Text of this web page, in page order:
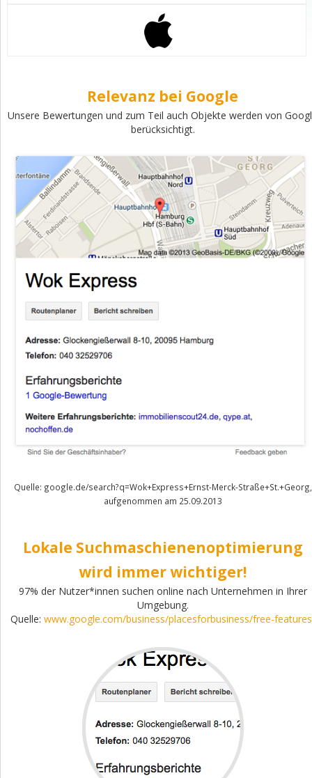
Relevanz bei Google
Unsere Bewertungen und zum Teil auch Objekte werden von
berücksichtigt.
Quelle: google.de/search?q=Wok+Express+Ernst-Merck-Straße+St.+Georg,
aufgenommen am 25.09.2013
Lokale Suchmaschienenoptimierung
wird immer wichtiger!
97% der Nutzer*innen suchen online nach Unternehmen in Ihrer
Umgebung.
Quelle: www.google.com/business/placesforbusiness/free-